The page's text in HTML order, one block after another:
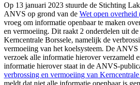
Op 13 januari 2023 stuurde de Stichting
ANVS op grond van de Wet open overheid
vroeg om informatie openbaar te maken
en vermoeiing. Dit raakt 2 onderdelen uit
Kerncentrale Borssele, namelijk de
vermoeiing van het koelsysteem. De
verzoek alle informatie hierover verzameld
informatie hierover staat in de ANVS-
verbrossing en vermoeiing van
meldt dat niet alle informatie openbaar is